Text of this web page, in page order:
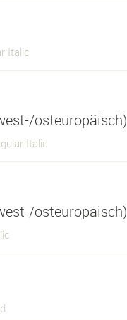
Italic
osteuropäisch)
Italic
osteuropäisch)